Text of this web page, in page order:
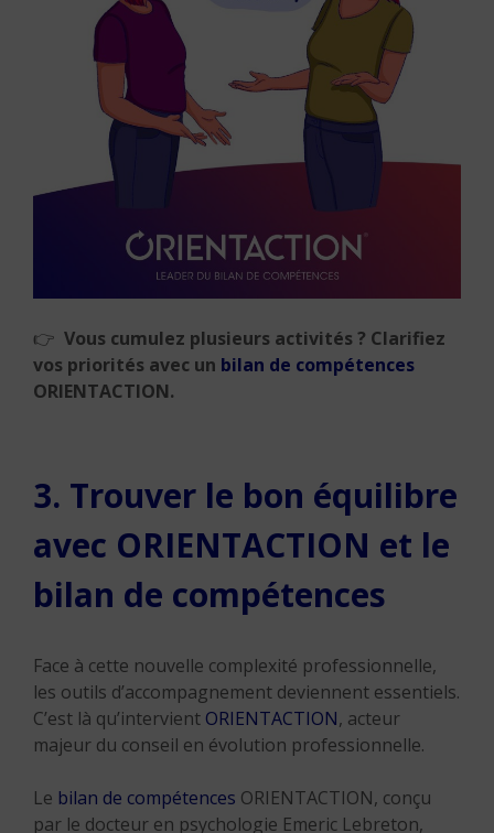
👉 Vous cumulez plusieurs activités ? Clarifiez
vos priorités avec un bilan de compétences
ORIENTACTION.
3. Trouver le bon équilibre
avec ORIENTACTION et le
bilan de compétences
Face à cette nouvelle complexité professionnelle,
les outils d’accompagnement deviennent essentiels.
C’est là qu’intervient ORIENTACTION, acteur
majeur du conseil en évolution professionnelle.
Le bilan de compétences ORIENTACTION, conçu
par le docteur en psychologie Emeric Lebreton,